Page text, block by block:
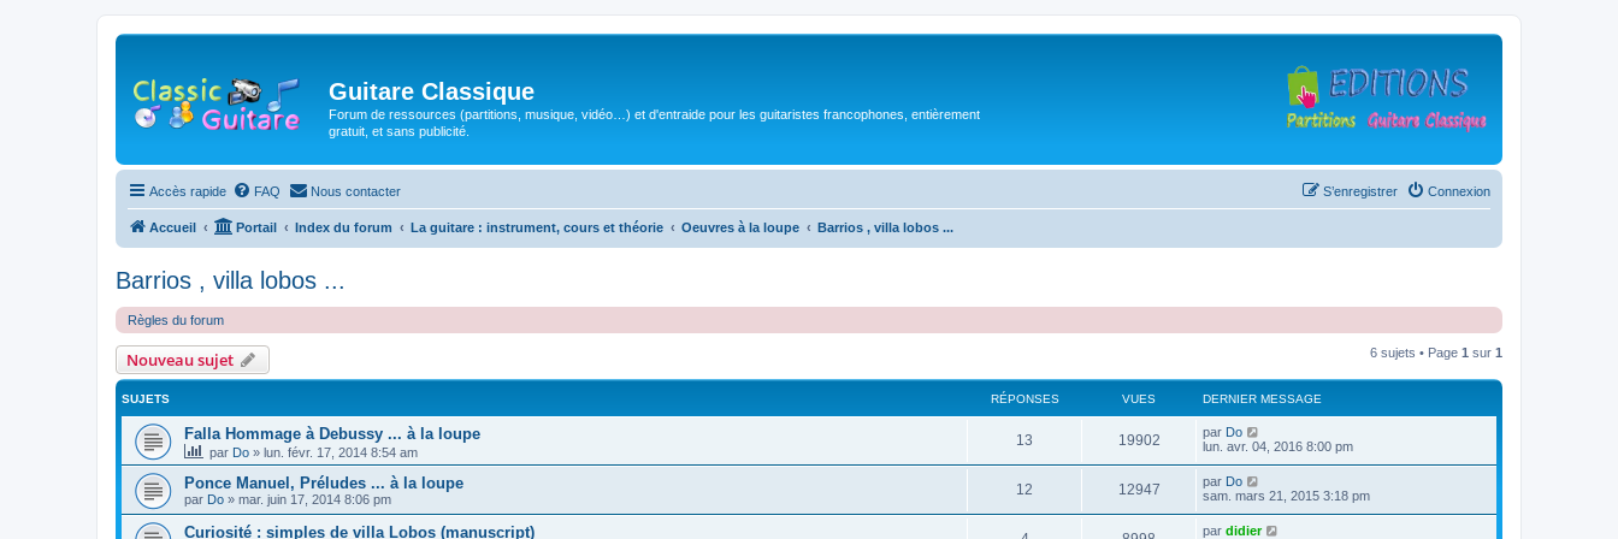
Guitare Classique
Forum de ressources (partitions, musique, vidéo…) et d'entraide pour les guitaristes francophones, entièrement
gratuit, et sans publicité.
Accès rapide FAQ Nous contacter Connexion
S’enregistrer
Accueil Portail Index du forum La guitare : instrument, cours et théorie Oeuvres à la loupe Barrios , villa lobos ...
Barrios , villa lobos ...
Règles du forum
Nouveau sujet 6 sujets • Page 1 sur 1
SUJETS RÉPONSES VUES DERNIER MESSAGE
Falla Hommage à Debussy ... à la loupe
par Do » lun. févr. 17, 2014 8:54 am
13
é
19902V
u
D
e
i
e
r
m
par Do
lun. avr. 04, 2016 8:00 pm
Ponce Manuel, Préludes ... à la loupe
par Do » mar. juin 17, 2014 8:06 pm
12
é
12947V
u
D
e
par Do
sam. mars 21, 2015 3:18 pm
Curiosité : simples de villa Lobos (manuscript)
D
par didier